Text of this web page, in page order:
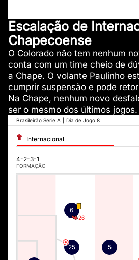
Escalação de
Chapecoense
O Colorado não tem nenhum
conta com um time cheio de
a Chape. O volante Paulinho
cumprir suspensão e pode
Na Chape, nenhum novo
ser o mesmo dos últimos jogos.
Brasileirão Série A Dia de Jogo 8
Internacional
4-2-3-1
FORMAÇÃO
25
6
26
5